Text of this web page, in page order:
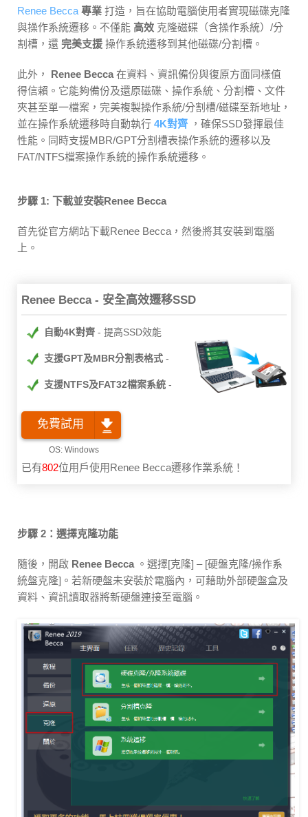
Renee Becca 專業 打造，旨在協助電腦使用者實現磁碟克隆
與操作系統遷移。不僅能 高效 克隆磁碟（含操作系統）/分
割槽，還 完美支援 操作系統遷移到其他磁碟/分割槽。
此外， Renee Becca 在資料、資訊備份與復原方面同樣值
得信賴。它能夠備份及還原磁碟、操作系統、分割槽、文件
夾甚至單一檔案，完美複製操作系統/分割槽/磁碟至新地址，
並在操作系統遷移時自動執行 4K對齊 ，確保SSD發揮最佳
性能。同時支援MBR/GPT分割槽表操作系統的遷移以及
FAT/NTFS檔案操作系統的操作系統遷移。
步驟 1: 下載並安裝Renee Becca
首先從官方網站下載Renee Becca，然後將其安裝到電腦
上。
Renee Becca - 安全高效遷移SSD
自動4K對齊 提高SSD效能
支援GPT及MBR分割表格式
支援NTFS及FAT32檔案系統
免費試用
已有802位用戶使用Renee Becca遷移作業系統！
步驟 2：選擇克隆功能
隨後，開啟 Renee Becca 。選擇[克隆] – [硬盤克隆/操作系
統盤克隆]。若新硬盤未安裝於電腦內，可藉助外部硬盤盒及
資料、資訊讀取器將新硬盤連接至電腦。